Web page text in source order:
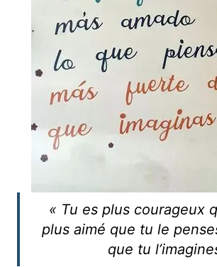
« Tu es plus courageux
plus aimé que tu le
que tu